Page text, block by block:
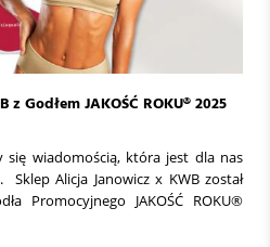
Godłem JAKOŚĆ ROKU® 2025
się wiadomością, która jest dla nas
Alicja Janowicz x KWB został
Promocyjnego JAKOŚĆ ROKU®